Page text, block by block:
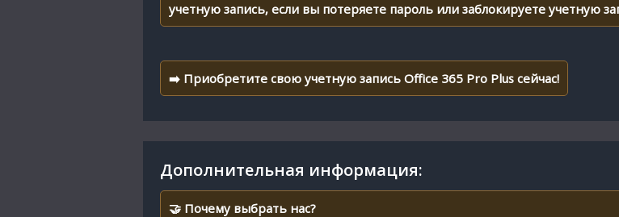
учетную запись, если вы потеряете пароль или заблокируете учетную
➡️ Приобретите свою учетную запись Office 365 Pro Plus сейчас!
Дополнительная информация:
🤝 Почему выбрать нас?